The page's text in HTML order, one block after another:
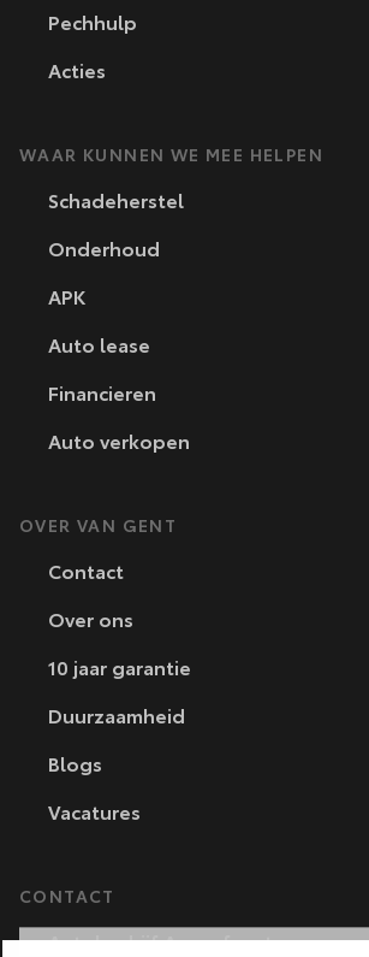
Pechhulp
Acties
WAAR KUNNEN WE MEE HELPEN
Schadeherstel
Onderhoud
APK
Auto lease
Financieren
Auto verkopen
OVER VAN GENT
Contact
Over ons
10 jaar garantie
Duurzaamheid
Blogs
Vacatures
CONTACT
Autobedrijf Amersfoort